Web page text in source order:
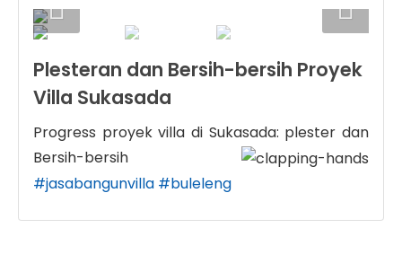
Plesteran dan Bersih-bersih Proyek
Villa Sukasada
Progress proyek villa di Sukasada: plester dan
Bersih-bersih
#jasabangunvilla #buleleng